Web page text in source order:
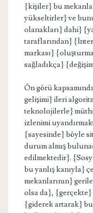
{kişiler} bu
yükseltirler} ve
olanakları} dahi}
taraflarından}
markası}
sağladıkça}
Ön görü
gelişimi} ileri
teknolojilerle}
izlenimi
{sayesinde} böyle
durum almış
edilmektedir}.
bu yanlış kanıyla}
mekanlarının}
olsa da},
{giderek artarak}